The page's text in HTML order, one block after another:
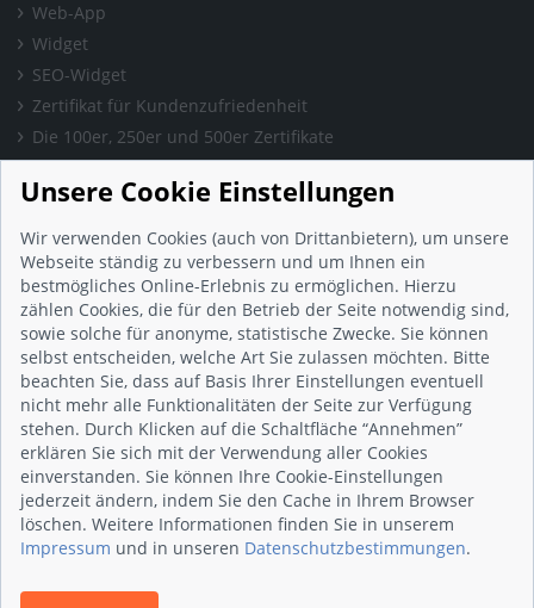
Web-App
Widget
SEO-Widget
Zertifikat für Kundenzufriedenheit
Die 100er, 250er und 500er Zertifikate
Presse & Wissen
Presse und Informationen
Blog
Häufig gestellte Fragen (FAQ)
Studie: Digitalisierungsbarometer
Initiative gegen Fake-Bewertungen
Kunden Informationen
Beratungsgespräch vereinbaren
Impressum
Datenschutz
AGB
Nutzungsbedingungen
Kontakt
Unsere Cookie Einstellungen
Wir verwenden Cookies (auch von Drittanbietern), um unsere
Webseite ständig zu verbessern und um Ihnen ein
bestmögliches Online-Erlebnis zu ermöglichen. Hierzu
zählen Cookies, die für den Betrieb der Seite notwendig sind,
sowie solche für anonyme, statistische Zwecke. Sie können
selbst entscheiden, welche Art Sie zulassen möchten. Bitte
beachten Sie, dass auf Basis Ihrer Einstellungen eventuell
nicht mehr alle Funktionalitäten der Seite zur Verfügung
stehen. Durch Klicken auf die Schaltfläche “Annehmen”
erklären Sie sich mit der Verwendung aller Cookies
einverstanden. Sie können Ihre Cookie-Einstellungen
jederzeit ändern, indem Sie den Cache in Ihrem Browser
löschen. Weitere Informationen finden Sie in unserem
Impressum und in unseren Datenschutzbestimmungen.